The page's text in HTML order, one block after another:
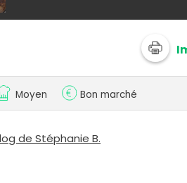
Moyen Bon marché
de Stéphanie B.